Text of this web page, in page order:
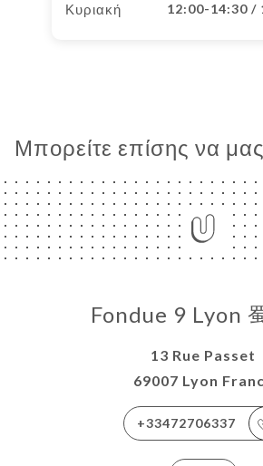
Κυριακή 12:00-14:30 /
Μπορείτε επίσης να
Fondue 9 Lyon
13 Rue Passet
69007 Lyon
+33472706337